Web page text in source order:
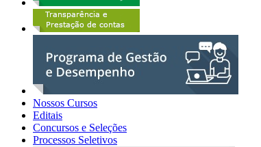
Nossos Cursos
Editais
Concursos e Seleções
Processos Seletivos